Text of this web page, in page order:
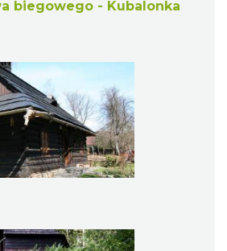
biegowego - Kubalonka